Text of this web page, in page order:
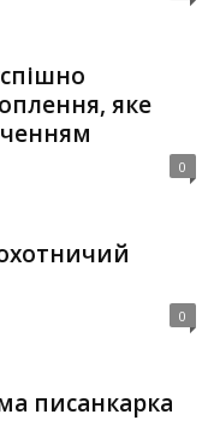
яке
0
0
писанкарка